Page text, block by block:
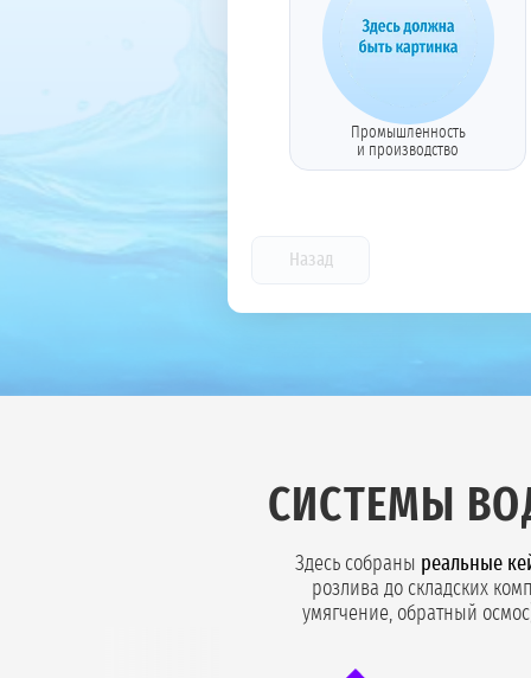
Промышленность
и производство
Назад
СИСТЕМЫ
Здесь собраны реальные
розлива до складских
умягчение, обратный